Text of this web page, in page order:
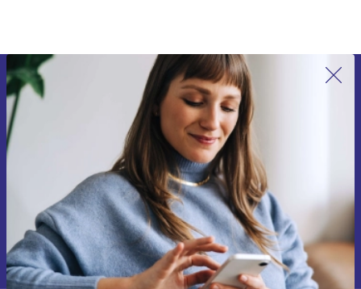
Iscriviti per la prima volta alla nostra
newsletter e ottieni 15€ di sconto!
Non farti più scappare le migliori offerte.
Richiedi codice sconto
Per maggiori informazioni sull’uso dei dati personali, visita la nostra
Normativa sulla privacy